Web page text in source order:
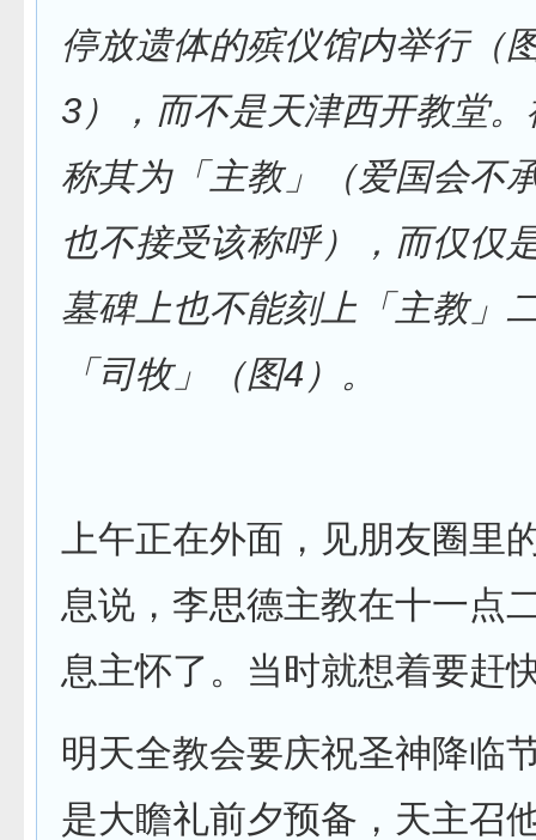
停放遗体的殡仪馆内举行（
3），而不是天津西开教堂
称其为「主教」（爱国会不
也不接受该称呼），而仅仅
墓碑上也不能刻上「主教」
「司牧」（图4）。
上午正在外面，见朋友圈里
息说，李思德主教在十一点
息主怀了。当时就想着要赶
明天全教会要庆祝圣神降临
是大瞻礼前夕预备，天主召